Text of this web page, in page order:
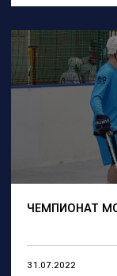
ЧЕМПИОНАТ
31.07.2022